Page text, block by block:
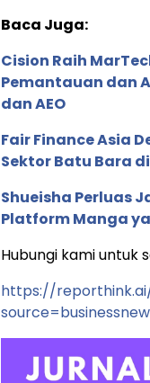
Baca Juga:
Cision Raih
Pemantauan dan
dan AEO
Fair Finance Asia
Sektor Batu Bara di
Shueisha Perluas
Platform Manga
Hubungi kami untuk
https://